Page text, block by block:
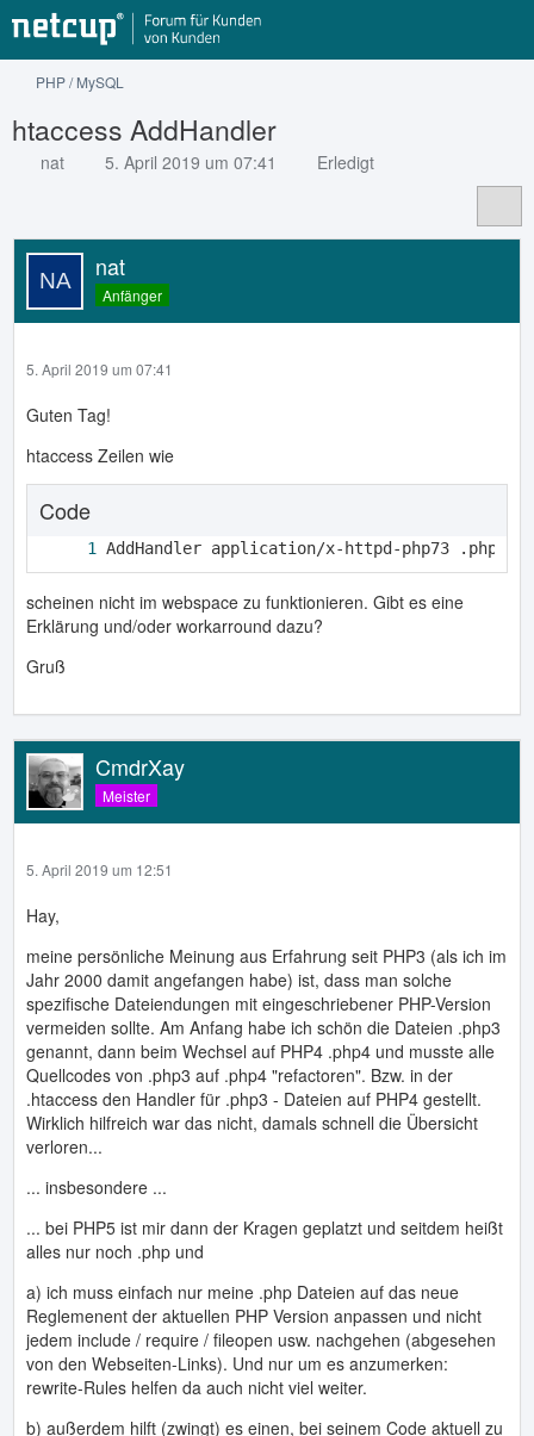
PHP / MySQL
htaccess AddHandler
nat 5. April 2019 um 07:41 Erledigt
nat
Anfänger
5. April 2019 um 07:41
Guten Tag!
htaccess Zeilen wie
Code
AddHandler application/x-httpd-php73 .php7
scheinen nicht im webspace zu funktionieren. Gibt es eine
Erklärung und/oder workarround dazu?
Gruß
CmdrXay
Meister
5. April 2019 um 12:51
Hay,
meine persönliche Meinung aus Erfahrung seit PHP3 (als ich im
Jahr 2000 damit angefangen habe) ist, dass man solche
spezifische Dateiendungen mit eingeschriebener PHP-Version
vermeiden sollte. Am Anfang habe ich schön die Dateien .php3
genannt, dann beim Wechsel auf PHP4 .php4 und musste alle
Quellcodes von .php3 auf .php4 "refactoren". Bzw. in der
.htaccess den Handler für .php3 - Dateien auf PHP4 gestellt.
Wirklich hilfreich war das nicht, damals schnell die Übersicht
verloren...
... insbesondere ...
... bei PHP5 ist mir dann der Kragen geplatzt und seitdem heißt
alles nur noch .php und
a) ich muss einfach nur meine .php Dateien auf das neue
Reglemenent der aktuellen PHP Version anpassen und nicht
jedem include / require / fileopen usw. nachgehen (abgesehen
von den Webseiten-Links). Und nur um es anzumerken:
rewrite-Rules helfen da auch nicht viel weiter.
b) außerdem hilft (zwingt) es einen, bei seinem Code aktuell zu